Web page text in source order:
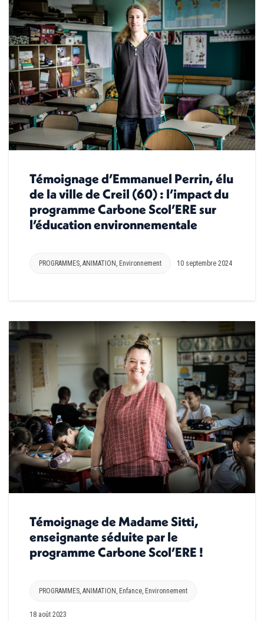
Témoignage d’Emmanuel Perrin, élu
de la ville de Creil (60) : l’impact du
programme Carbone Scol’ERE sur
l’éducation environnementale
PROGRAMMES ANIMATION Environnement 10 septembre 2024
Témoignage de Madame Sitti,
enseignante séduite par le
programme Carbone Scol’ERE !
PROGRAMMES, ANIMATION , Enfance, Environnement
18 août 2023